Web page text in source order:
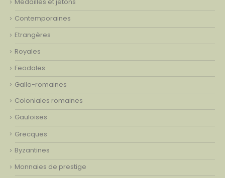
Médailles et jetons
Contemporaines
Etrangères
Royales
Feodales
Gallo-romaines
Coloniales romaines
Gauloises
Grecques
Byzantines
Monnaies de prestige